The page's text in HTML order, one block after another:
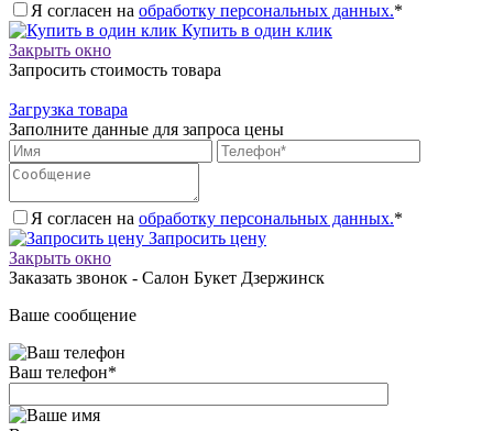
Я согласен на обработку персональных данных.*
Купить в один клик
Закрыть окно
Запросить стоимость товара
Загрузка товара
Заполните данные для запроса цены
Я согласен на обработку персональных данных.*
Запросить цену
Закрыть окно
Заказать звонок - Салон Букет Дзержинск
Ваше сообщение
Ваш телефон*